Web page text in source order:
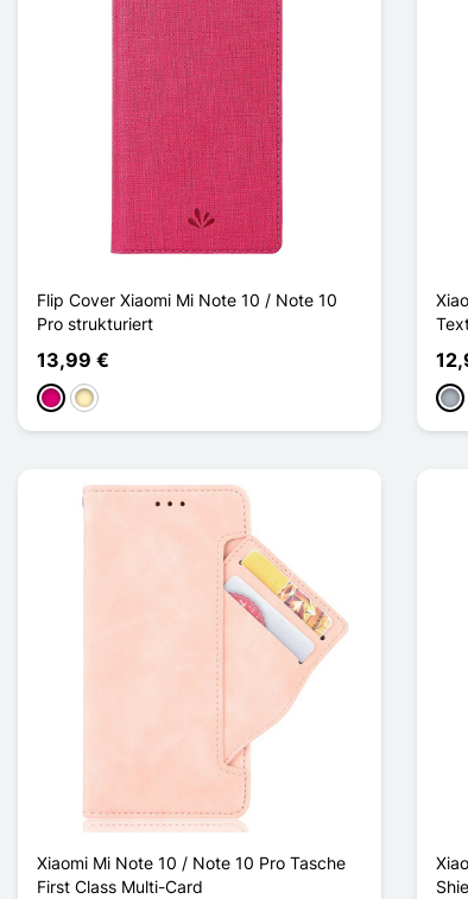
Flip Cover Xiaomi Mi Note 10 / Note 10
Pro strukturiert
13,99 €
Magenta
Golden Grau
Xiaomi Mi Note 10 / Note 10 Pro Tasche
First Class Multi-Card